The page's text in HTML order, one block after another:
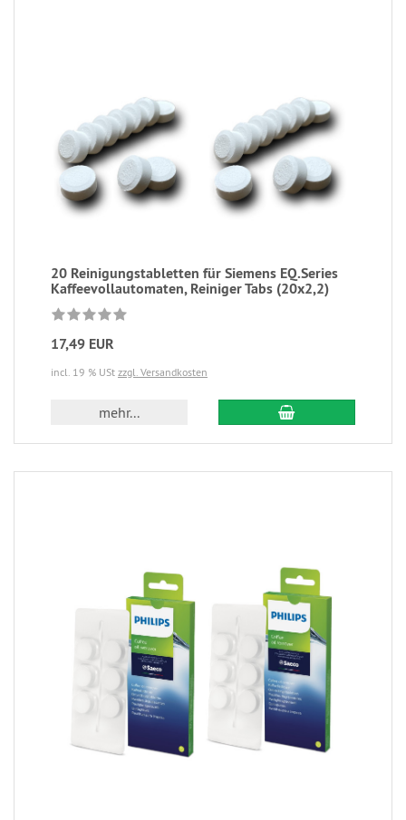
20 Reinigungstabletten für Siemens EQ.Series
Kaffeevollautomaten, Reiniger Tabs (20x2,2)
17,49 EUR
incl. 19 % USt zzgl. Versandkosten
mehr...